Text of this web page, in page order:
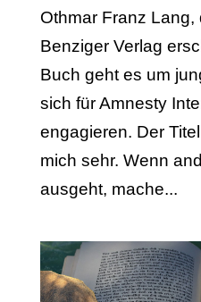
Othmar Franz Lang,
Benziger Verlag
Buch geht es um
sich für Amnesty
engagieren. Der
mich sehr. Wenn
ausgeht, mache...